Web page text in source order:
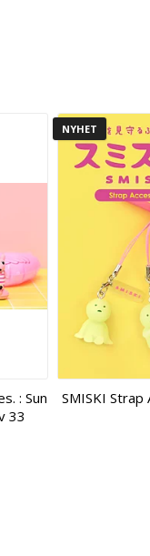
: Sun
33
NYHET
SMISKI Strap